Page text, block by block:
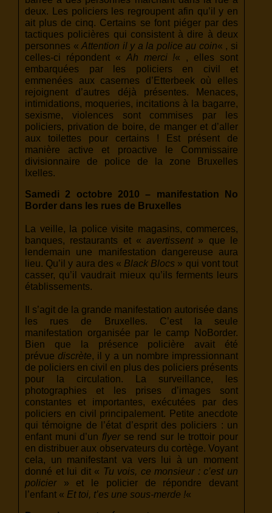
deux. Les policiers les regroupent afin qu’il y en
ait plus de cinq. Certains se font piéger par des
tactiques policières qui consistent à dire à deux
personnes «Attention il y a la police au coin« , si
celles-ci répondent « Ah merci !« , elles sont
embarquées par les policiers en civil et
emmenées aux casernes d’Etterbeek où elles
rejoignent d’autres déjà présentes. Menaces,
intimidations, moqueries, incitations à la bagarre,
sexisme, violences sont commises par les
policiers, privation de boire, de manger et d’aller
aux toilettes pour certains ! Est présent de
manière active et proactive le Commissaire
divisionnaire de police de la zone Bruxelles
Ixelles.
Samedi 2 octobre 2010 – manifestation No
Border dans les rues de Bruxelles
La veille, la police visite magasins, commerces,
banques, restaurants et «avertissent» que le
lendemain une manifestation dangereuse aura
lieu. Qu’il y aura des « Black Blocs » qui vont tout
casser, qu’il vaudrait mieux qu’ils ferments leurs
établissements.
Il s’agit de la grande manifestation autorisée dans
les rues de Bruxelles. C’est la seule
manifestation organisée par le camp NoBorder.
Bien que la présence policière avait été
prévue discrète, il y a un nombre impressionnant
de policiers en civil en plus des policiers présents
pour la circulation. La surveillance, les
photographies et les prises d’images sont
constantes et importantes, exécutées par des
policiers en civil principalement. Petite anecdote
qui témoigne de l’état d’esprit des policiers : un
enfant muni d’un flyerse rend sur le trottoir pour
en distribuer aux observateurs du cortège. Voyant
cela, un manifestant va vers lui à un moment
donné et lui dit « Tu vois, ce monsieur : c’est un
policier» et le policier de répondre devant
l’enfant « Et toi, t’es une sous-merde !«